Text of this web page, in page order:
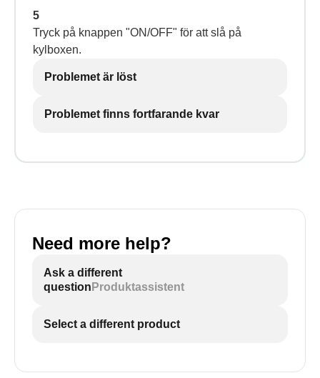
5
Tryck på knappen "ON/OFF" för att slå på
kylboxen.
Problemet är löst
Problemet finns fortfarande kvar
Need more help?
Ask a different
question Produktassistent
Select a different product